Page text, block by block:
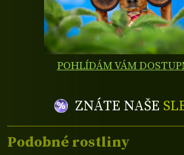
POHLÍDÁM VÁM
ZNÁTE NAŠE
Podobné rostliny